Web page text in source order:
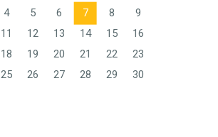
4 5 6 7 8
9
11 12 13 14 15
16
18 19 20 21 22
23
25 26 27 28 29
30